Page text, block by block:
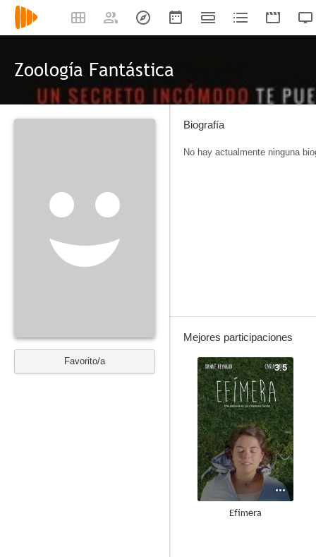
Zoología Fantástica
Favorito/a
Biografía
No hay actualmente ninguna
Mejores participaciones
3.5
Efímera